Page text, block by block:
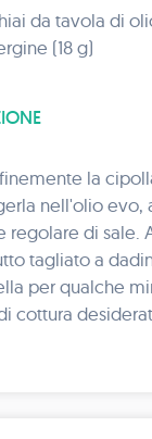
da tavola di
(18 g)
la
nell'olio evo,
regolare di sale.
tagliato a
per qualche
cottura